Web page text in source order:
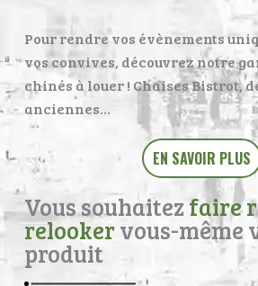
Pour rendre vos évènements
vos convives, découvrez notre
chinés à louer ! Chaises Bistrot,
anciennes…
EN SAVOIR PLUS
Vous souhaitez faire
relookervous-même
produit